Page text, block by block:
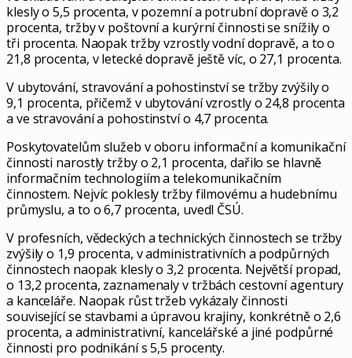
klesly o 5,5 procenta, v pozemní a potrubní dopravě o 3,2
procenta, tržby v poštovní a kurýrní činnosti se snížily o
tři procenta. Naopak tržby vzrostly vodní dopravě, a to o
21,8 procenta, v letecké dopravě ještě víc, o 27,1 procenta.
V ubytování, stravování a pohostinství se tržby zvýšily o
9,1 procenta, přičemž v ubytování vzrostly o 24,8 procenta
a ve stravování a pohostinství o 4,7 procenta.
Poskytovatelům služeb v oboru informační a komunikační
činnosti narostly tržby o 2,1 procenta, dařilo se hlavně
informačním technologiím a telekomunikačním
činnostem. Nejvíc poklesly tržby filmovému a hudebnímu
průmyslu, a to o 6,7 procenta, uvedl ČSÚ.
V profesních, vědeckých a technických činnostech se tržby
zvýšily o 1,9 procenta, v administrativních a podpůrných
činnostech naopak klesly o 3,2 procenta. Největší propad,
o 13,2 procenta, zaznamenaly v tržbách cestovní agentury
a kanceláře. Naopak růst tržeb vykázaly činnosti
související se stavbami a úpravou krajiny, konkrétně o 2,6
procenta, a administrativní, kancelářské a jiné podpůrné
činnosti pro podnikání s 5,5 procenty.